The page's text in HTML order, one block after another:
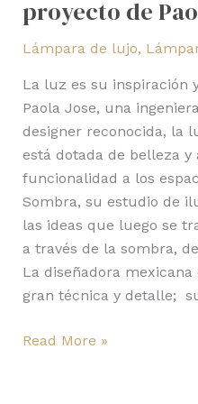
proyecto de
Lámpara de lujo,
La luz es su inspiración
Paola Jose, una
designer reconocida, la
está dotada de belleza
funcionalidad a los
Sombra, su estudio de
las ideas que luego se
a través de la sombra,
La diseñadora
gran técnica y detalle;
Jose
Read More »